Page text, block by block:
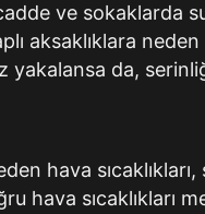
ve sokaklarda
aksaklıklara neden
yakalansa da,
hava
hava sıcaklıkları